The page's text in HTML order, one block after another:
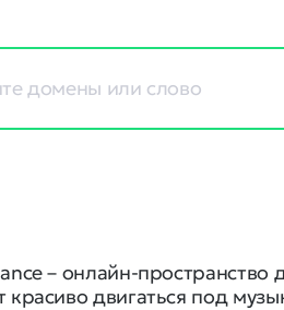
– онлайн-пространство
двигаться под